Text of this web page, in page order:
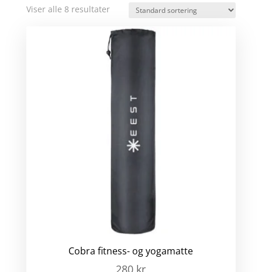
Viser alle 8 resultater
Cobra fitness- og yogamatte